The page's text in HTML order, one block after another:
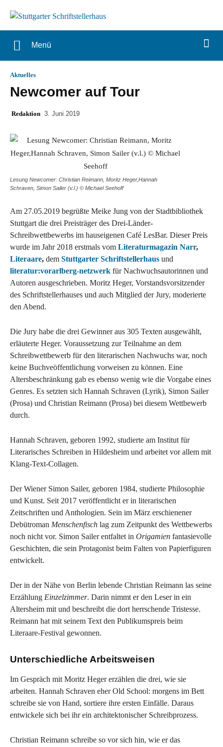
Menü
Aktuelles
Newcomer auf Tour
Redaktion 3. Juni 2019
Lesung Newcomer: Christian Reimann, Moritz Heger,Hannah
Schraven, Simon Sailer (v.l.) © Michael Seehoff
Am 27.05.2019 begrüßte Meike Jung von der Stadtbibliothek
Stuttgart die drei Preisträger des Drei-Länder-
Schreibwettbewerbs im hauseigenen Café LesBar. Dieser Preis
wurde im Jahr 2018 erstmals vom Literaturmagazin Narr,
Literaare, dem Stuttgarter Schriftstellerhaus und
literatur:vorarlberg-netzwerk für Nachwuchsautorinnen und
Autoren ausgeschrieben. Moritz Heger, Vorstandsvorsitzender
des Schriftstellerhauses und auch Mitglied der Jury, moderierte
den Abend.
Die Jury habe die drei Gewinner aus 305 Texten ausgewählt,
erläuterte Heger. Voraussetzung zur Teilnahme an dem
Schreibwettbewerb für den literarischen Nachwuchs war, noch
keine Buchveöffentlichung vorweisen zu können. Eine
Altersbeschränkung gab es ebenso wenig wie die Vorgabe eines
Genres. Es setzten sich Hannah Schraven (Lyrik), Simon Sailer
(Prosa) und Christian Reimann (Prosa) bei diesem Wettbewerb
durch.
Hannah Schraven, geboren 1992, studierte am Institut für
Literarisches Schreiben in Hildesheim und arbeitet vor allem mit
Klang-Text-Collagen.
Der Wiener Simon Sailer, geboren 1984, studierte Philosophie
und Kunst. Seit 2017 veröffentlicht er in literarischen
Zeitschriften und Anthologien. Sein im März erschienener
Debütroman Menschenfisch lag zum Zeitpunkt des Wettbewerbs
noch nicht vor. Simon Sailer entfaltet in Origamien fantasievolle
Geschichten, die sein Protagonist beim Falten von Papierfiguren
entwickelt.
Der in der Nähe von Berlin lebende Christian Reimann las seine
Erzählung Einzelzimmer. Darin nimmt er den Leser in ein
Altersheim mit und beschreibt die dort herrschende Tristesse.
Reimann hat mit seinem Text den Publikumspreis beim
Literaare-Festival gewonnen.
Unterschiedliche Arbeitsweisen
Im Gespräch mit Moritz Heger erzählen die drei, wie sie
arbeiten. Hannah Schraven eher Old School: morgens im Bett
schreibe sie von Hand, sortiere ihre ersten Einfälle. Daraus
entwickele sich bei ihr ein architektonischer Schreibprozess.
Christian Reimann schreibe so vor sich hin, wie er das